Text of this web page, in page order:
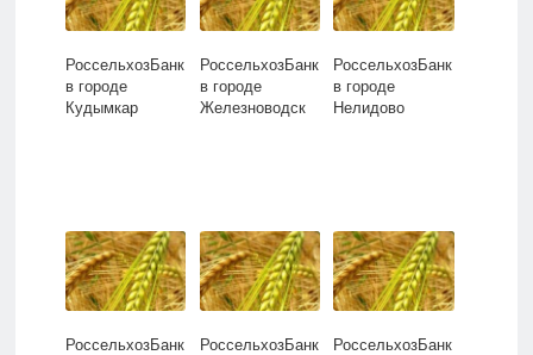
РоссельхозБанк
в городе
Кудымкар
РоссельхозБанк
в городе
Железноводск
РоссельхозБанк
в городе
Нелидово
РоссельхозБанк
РоссельхозБанк
РоссельхозБанк